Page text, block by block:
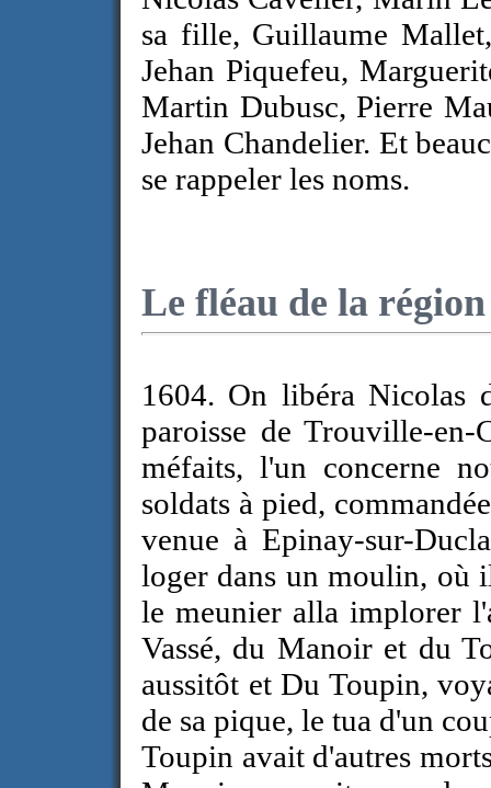
sa fille, Guillaume
Jehan Piquefeu,
Martin Dubusc, Pierre
Jehan Chandelier. Et
se rappeler les noms.
Le fléau de la région
1604. On libéra Nicolas
paroisse de Trouville-en-
méfaits, l'un concerne
soldats à pied,
venue à Epinay-sur-
loger dans un moulin, où
le meunier alla implorer
Vassé, du Manoir et du
aussitôt et Du Toupin,
de sa pique, le tua d'un
Toupin avait d'autres